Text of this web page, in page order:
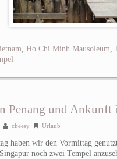
, Ho Chi Minh Mausoleum,
Penang und Ankunft
cheesy Urlaub
haben wir den Vormittag
noch zwei Tempel